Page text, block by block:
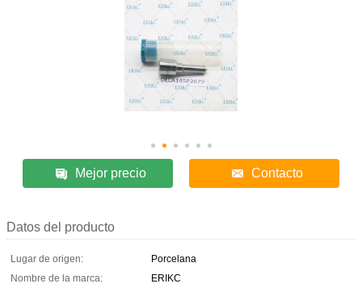
Mejor precio Contacto
Datos del producto
Lugar de origen:
Porcelana
Nombre de la marca:
ERIKC